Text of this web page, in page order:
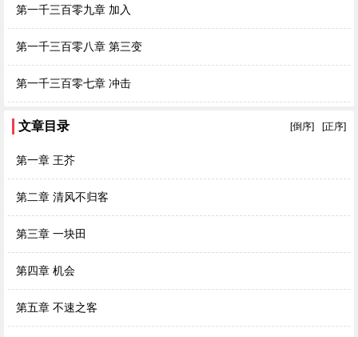
第一千三百零九章 加入
第一千三百零八章 第三变
第一千三百零七章 冲击
文章目录 [正序]
[倒序]
第一章 王芥
第二章 清风不归客
第三章 一块田
第四章 机会
第五章 不速之客